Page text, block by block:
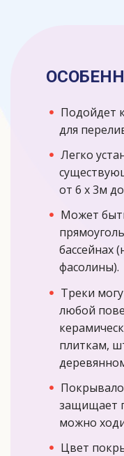
Подойдет
для
Легко
от 6 x 3м
Может
бассейнах
фасолины).
Треки
любой
плиткам,
защищает
можно
Цвет